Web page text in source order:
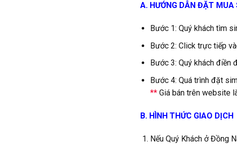
A. HƯỚNG DẪN ĐẶT MUA
Bước 1: Quý khách tìm
Bước 2: Click trực tiếp
Bước 3: Quý khách điền
Bước 4: Quá trình đặt
** Giá bán trên website
B. HÌNH THỨC GIAO DỊCH
Nếu Quý Khách ở Đồng